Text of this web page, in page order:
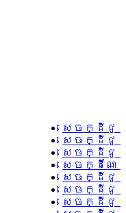
សេចក្ដីជូ
សេចក្ដីជូ
សេចក្ដីជូ
សេចក្ដីណ
សេចក្ដីជូ
សេចក្ដីជូ
សេចក្ដីជូ